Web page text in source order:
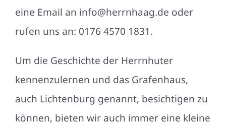
eine Email an info@herrnhaag.de oder
rufen uns an: 0176 4570 1831.
Um die Geschichte der Herrnhuter
kennenzulernen und das Grafenhaus,
auch Lichtenburg genannt, besichtigen zu
können, bieten wir auch immer eine kleine